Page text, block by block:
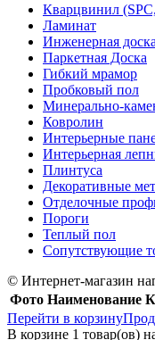
Кварцвинил
Ламинат
Инженерная доска
Паркетная Доска
Гибкий мрамор
Пробковый пол
Минерально-
Ковролин
Интерьерные
Интерьерная
Плинтуса
Декоративные
Отделочные
Пороги
Теплый пол
Сопутствующие
© Интернет-магазин
Фото Наименование
Перейти в корзину
В корзине 1 товар(ов)